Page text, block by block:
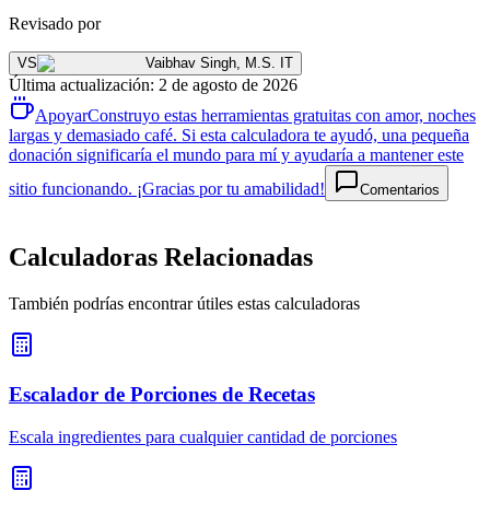
Revisado por
VS Vaibhav Singh, M.S. IT
Última actualización: 2 de agosto de 2026
ApoyarConstruyo estas herramientas gratuitas con amor, noches
largas y demasiado café. Si esta calculadora te ayudó, una pequeña
donación significaría el mundo para mí y ayudaría a mantener este
sitio funcionando. ¡Gracias por tu amabilidad!
Comentarios
Calculadoras Relacionadas
También podrías encontrar útiles estas calculadoras
Escalador de Porciones de Recetas
Escala ingredientes para cualquier cantidad de porciones